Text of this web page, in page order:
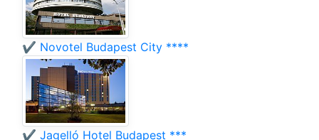
✔️ Novotel Budapest City ****
✔️ Jagelló Hotel Budapest ***